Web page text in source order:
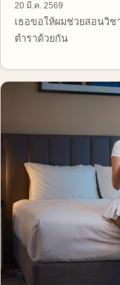
20 มี.ค. 2569
เธอขอให้ผมช่วยสอนวิช
ตำราด้วยกัน